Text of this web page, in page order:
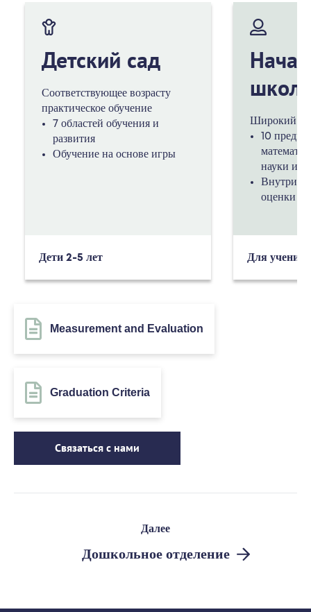
Детский сад
Соответствующее возрасту
практическое обучение
7 областей обучения и
развития
Обучение на основе игры
Дети 2-5 лет
школа
Широкий
10
науки и
оценки
Для
Measurement and Evaluation
Graduation Criteria
Связаться с нами
Далее
Дошкольное отделение